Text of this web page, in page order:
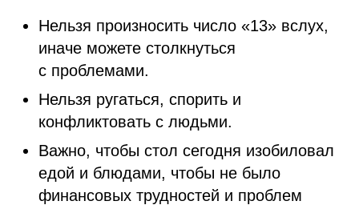
Нельзя произносить число «13» вслух,
иначе можете столкнуться
с проблемами.
Нельзя ругаться, спорить и
конфликтовать с людьми.
Важно, чтобы стол сегодня изобиловал
едой и блюдами, чтобы не было
финансовых трудностей и проблем